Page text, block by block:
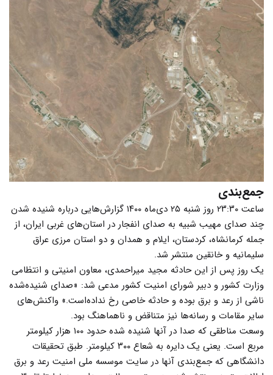
جمع‌بندی
ساعت ۲۳:۳۰ روز شنبه ۲۵ دی‌ماه ۱۴۰۰ گزارش‌هایی درباره شنیده شدن
چند صدای مهیب شبیه به صدای انفجار در استان‌های غربی ایران، از
جمله کرمانشاه، کردستان، ایلام و همدان و دو استان مرزی عراق
سلیمانیه و خانقین منتشر شد.
یک روز پس از این حادثه مجید میراحمدی، معاون امنیتی و انتظامی
وزارت کشور و دبیر شورای امنیت کشور مدعی شد: «صدای شنیده‌شده
ناشی از رعد و برق بوده و حادثه خاصی رخ نداده‌است.» واکنش‌های
سایر مقامات و رسانه‌ها نیز متناقض و ناهماهنگ بود.
وسعت مناطقی که صدا در آنها شنیده شده‌ حدود ۱۰۰ هزار کیلومتر
مربع است. یعنی یک دایره به شعاع ۳۰۰ کیلومتر. طبق تحقیقات
دانشگاهی که جمع‌بندی آنها در سایت موسسه ملی امنیت رعد و برق